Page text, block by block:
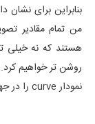
من تمام مقادیر
هستند که نه خیلی
نمودار curve را در جهت محور Y بالا می کشیم.